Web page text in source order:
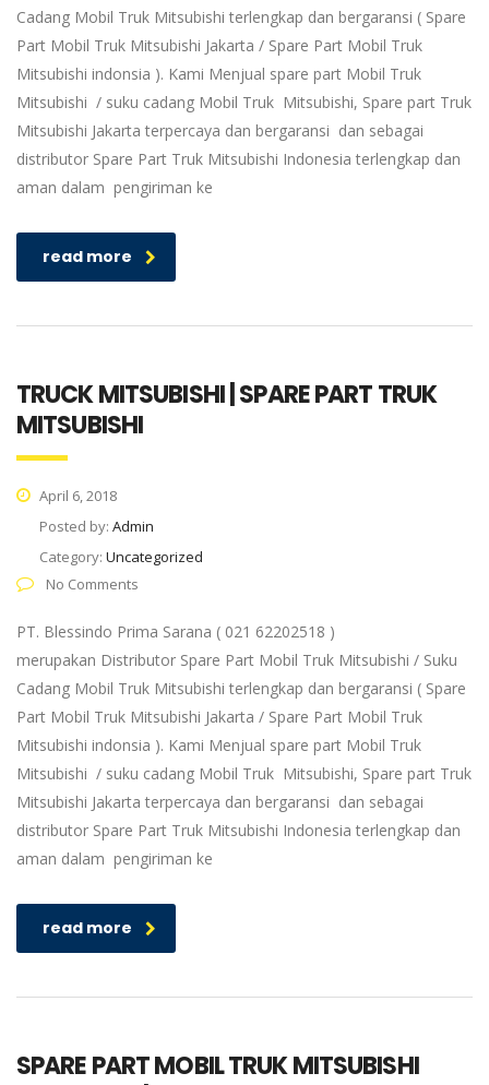
Cadang Mobil Truk Mitsubishi terlengkap dan bergaransi ( Spare
Part Mobil Truk Mitsubishi Jakarta / Spare Part Mobil Truk
Mitsubishi indonsia ). Kami Menjual spare part Mobil Truk
Mitsubishi / suku cadang Mobil Truk Mitsubishi, Spare part Truk
Mitsubishi Jakarta terpercaya dan bergaransi dan sebagai
distributor Spare Part Truk Mitsubishi Indonesia terlengkap dan
aman dalam pengiriman ke
read more
TRUCK MITSUBISHI | SPARE PART TRUK
MITSUBISHI
April 6, 2018
Posted by: Admin
Category: Uncategorized
No Comments
PT. Blessindo Prima Sarana ( 021 62202518 )
merupakan Distributor Spare Part Mobil Truk Mitsubishi / Suku
Cadang Mobil Truk Mitsubishi terlengkap dan bergaransi ( Spare
Part Mobil Truk Mitsubishi Jakarta / Spare Part Mobil Truk
Mitsubishi indonsia ). Kami Menjual spare part Mobil Truk
Mitsubishi / suku cadang Mobil Truk Mitsubishi, Spare part Truk
Mitsubishi Jakarta terpercaya dan bergaransi dan sebagai
distributor Spare Part Truk Mitsubishi Indonesia terlengkap dan
aman dalam pengiriman ke
read more
SPARE PART MOBIL TRUK MITSUBISHI